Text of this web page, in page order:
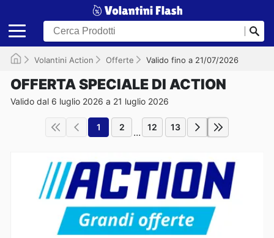
Volantini Action Offerte Valido fino a 21/07/2026
OFFERTA SPECIALE DI ACTION
Valido dal 6 luglio 2026 a 21 luglio 2026
1 2 ... 12 13